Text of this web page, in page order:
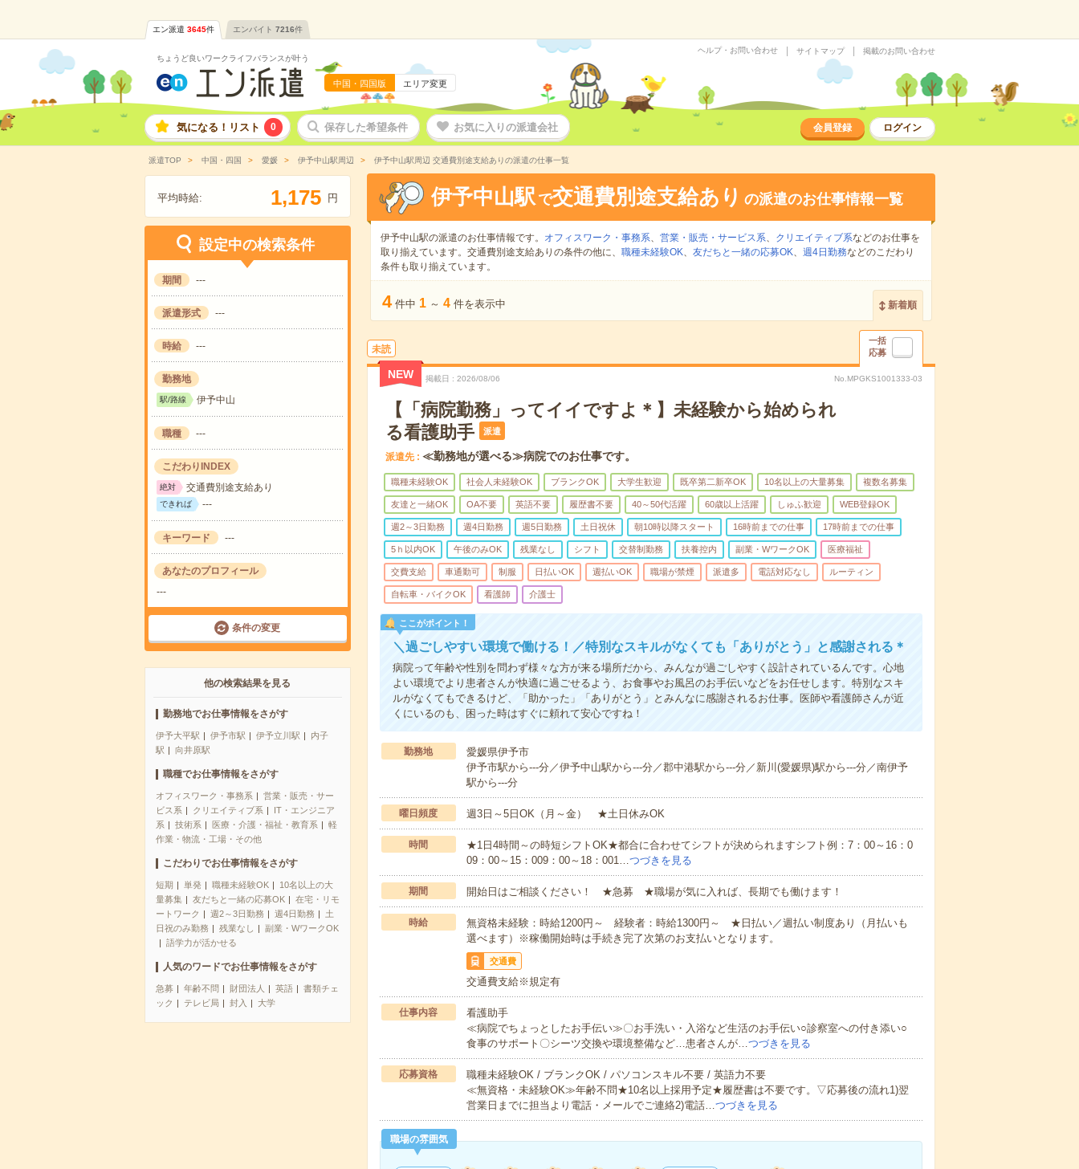
エン派遣 3645件 エンバイト 7216件
ちょうど良いワークライフバランスが叶う
中国・四国版 エリア変更
ヘルプ・お問い合わせ サイトマップ 掲載のお問い合わせ
気になる！リスト 0 保存した希望条件 お気に入りの派遣会社 会員登録 ログイン
派遣TOP 中国・四国 愛媛 伊予中山駅周辺 伊予中山駅周辺 交通費別途支給ありの派遣の仕事一覧
平均時給: 1,175 円
設定中の検索条件
期間 ---
派遣形式 ---
時給 ---
勤務地
駅/路線 伊予中山
職種 ---
こだわりINDEX
絶対 交通費別途支給あり
できれば ---
キーワード ---
あなたのプロフィール
---
条件の変更
他の検索結果を見る
勤務地でお仕事情報をさがす
伊予大平駅 伊予市駅 伊予立川駅
内子
駅
向井原駅
職種でお仕事情報をさがす
オフィスワーク・事務系
営業・販売・サー
ビス系
クリエイティブ系
IT・エンジニア
系
技術系 医療・介護・福祉・教育系
軽
作業・物流・工場・その他
こだわりでお仕事情報をさがす
短期 単発 職種未経験OK
10名以上の大
量募集
友だちと一緒の応募OK
在宅・リモ
ートワーク
週2～3日勤務 週4日勤務
土
日祝のみ勤務
残業なし
副業・WワークOK
語学力が活かせる
人気のワードでお仕事情報をさがす
急募 年齢不問 財団法人 英語
書類チェ
ック
テレビ局 封入 大学
伊予中山駅 で交通費別途支給あり の派遣のお仕事情報一覧
伊予中山駅の派遣のお仕事情報です。 オフィスワーク・事務系、 営業・販売・サービス系、 クリエイティブ系などのお仕事を
取り揃えています。交通費別途支給ありの条件の他に、 職種未経験OK、 友だちと一緒の応募OK、 週4日勤務などのこだわり
条件も取り揃えています。
4 件中 1 ～ 4 件を表示中 新着順
未読
一括
応募
NEW 掲載日 2026/08/06 No.MPGKS1001333-03
【「病院勤務」ってイイですよ＊】未経験から始められ
る看護助手
派遣
派遣先 ≪勤務地が選べる≫病院でのお仕事です。
職種未経験OK 社会人未経験OK ブランクOK 大学生歓迎 既卒第二新卒OK 10名以上の大量募集 複数名募集
友達と一緒OK OA不要 英語不要 履歴書不要 40～50代活躍 60歳以上活躍 しゅふ歓迎 WEB登録OK
週2～3日勤務 週4日勤務 週5日勤務 土日祝休 朝10時以降スタート 16時前までの仕事 17時前までの仕事
5ｈ以内OK 午後のみOK 残業なし シフト 交替制勤務 扶養控内 副業・WワークOK 医療福祉
交費支給 車通勤可 制服 日払いOK 週払いOK 職場が禁煙 派遣多 電話対応なし ルーティン
自転車・バイクOK 看護師 介護士
ここがポイント！
＼過ごしやすい環境で働ける！／特別なスキルがなくても「ありがとう」と感謝される＊
病院って年齢や性別を問わず様々な方が来る場所だから、みんなが過ごしやすく設計されているんです。心地
よい環境でより患者さんが快適に過ごせるよう、お食事やお風呂のお手伝いなどをお任せします。特別なスキ
ルがなくてもできるけど、「助かった」「ありがとう」とみんなに感謝されるお仕事。医師や看護師さんが近
くにいるのも、困った時はすぐに頼れて安心ですね！
勤務地
愛媛県伊予市
伊予市駅から---分／伊予中山駅から---分／郡中港駅から---分／新川(愛媛県)駅から---分／南伊予
駅から---分
曜日頻度 週3日～5日OK（月～金） ★土日休みOK
時間
★1日4時間～の時短シフトOK★都合に合わせてシフトが決められますシフト例：7：00～16：0
09：00～15：009：00～18：001…つづきを見る
期間 開始日はご相談ください！ ★急募 ★職場が気に入れば、長期でも働けます！
時給
無資格未経験：時給1200円～ 経験者：時給1300円～ ★日払い／週払い制度あり（月払いも
選べます）※稼働開始時は手続き完了次第のお支払いとなります。
交通費
交通費支給※規定有
仕事内容
看護助手
≪病院でちょっとしたお手伝い≫〇お手洗い・入浴など生活のお手伝い○診察室への付き添い○
食事のサポート〇シーツ交換や環境整備など…患者さんが…つづきを見る
応募資格
職種未経験OK / ブランクOK / パソコンスキル不要 / 英語力不要
≪無資格・未経験OK≫年齢不問★10名以上採用予定★履歴書は不要です。▽応募後の流れ1)翌
営業日までに担当より電話・メールでご連絡2)電話…つづきを見る
職場の雰囲気